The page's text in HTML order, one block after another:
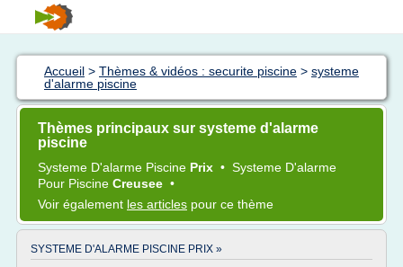
Accueil > Thèmes & vidéos : securite piscine > systeme
d'alarme piscine
Thèmes principaux sur systeme d'alarme
piscine
Systeme D'alarme Piscine Prix • Systeme D'alarme
Pour Piscine Creusee •
Voir également les articles pour ce thème
SYSTEME D'ALARME PISCINE PRIX »